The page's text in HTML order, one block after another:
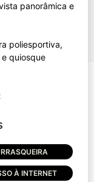
panorâmica e
poliesportiva,
quiosque
À INTERNET